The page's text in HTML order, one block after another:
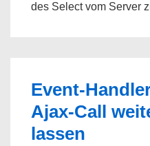
des Select vom Server
Event-
Ajax-Call
lassen